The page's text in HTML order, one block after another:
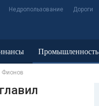
Недропользование Дороги
Промышленность
Фионов